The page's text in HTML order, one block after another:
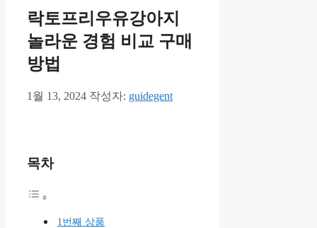
락토프리우유강아지
놀라운 경험 비교 구매
방법
1월 13, 2024 작성자: guidegent
목차
1번째 상품